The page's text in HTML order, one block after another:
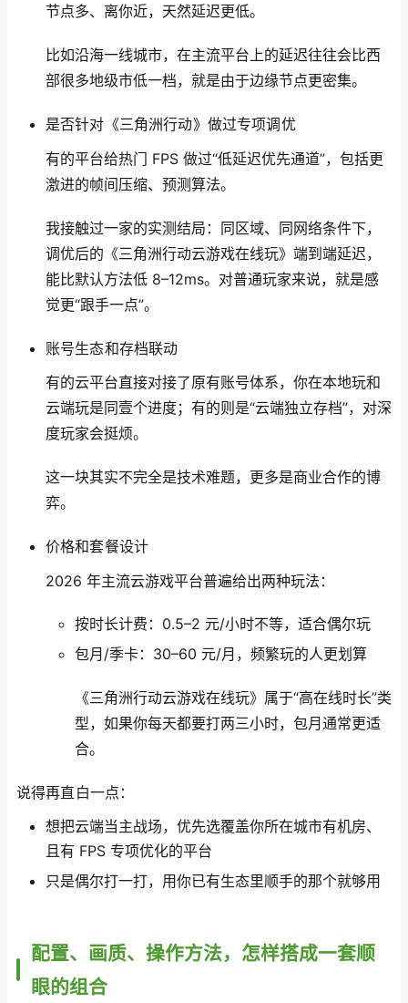
节点多、离你近，天然延迟更低。
比如沿海一线城市，在主流平台上的延迟往往会比西
部很多地级市低一档，就是由于边缘节点更密集。
是否针对《三角洲行动》做过专项调优
有的平台给热门 FPS 做过“低延迟优先通道”，包括更
激进的帧间压缩、预测算法。
我接触过一家的实测结局：同区域、同网络条件下，
调优后的《三角洲行动云游戏在线玩》端到端延迟，
能比默认方法低 8–12ms。对普通玩家来说，就是感
觉更“跟手一点”。
账号生态和存档联动
有的云平台直接对接了原有账号体系，你在本地玩和
云端玩是同壹个进度；有的则是“云端独立存档”，对深
度玩家会挺烦。
这一块其实不完全是技术难题，更多是商业合作的博
弈。
价格和套餐设计
2026 年主流云游戏平台普遍给出两种玩法：
按时长计费：0.5–2 元/小时不等，适合偶尔玩
包月/季卡：30–60 元/月，频繁玩的人更划算
《三角洲行动云游戏在线玩》属于“高在线时长”类
型，如果你每天都要打两三小时，包月通常更适
合。
说得再直白一点：
想把云端当主战场，优先选覆盖你所在城市有机房、
且有 FPS 专项优化的平台
只是偶尔打一打，用你已有生态里顺手的那个就够用
配置、画质、操作方法，怎样搭成一套顺
眼的组合